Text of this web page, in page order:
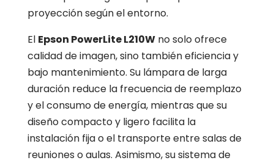
proyección según el entorno.
El Epson PowerLite L210Wno solo ofrece
calidad de imagen, sino también eficiencia y
bajo mantenimiento. Su lámpara de larga
duración reduce la frecuencia de reemplazo
y el consumo de energía, mientras que su
diseño compacto y ligero facilita la
instalación fija o el transporte entre salas de
reuniones o aulas. Asimismo, su sistema de